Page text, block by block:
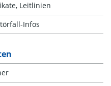
Leitlinien
Infos